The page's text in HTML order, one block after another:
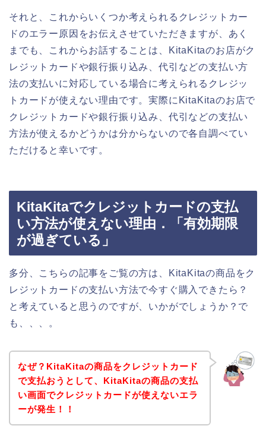
それと、これからいくつか考えられるクレジットカー
ドのエラー原因をお伝えさせていただきますが、あく
までも、これからお話することは、KitaKitaのお店がク
レジットカードや銀行振り込み、代引などの支払い方
法の支払いに対応している場合に考えられるクレジッ
トカードが使えない理由です。実際にKitaKitaのお店で
クレジットカードや銀行振り込み、代引などの支払い
方法が使えるかどうかは分からないので各自調べてい
ただけると幸いです。
KitaKitaでクレジットカードの支払
い方法が使えない理由．「有効期限
が過ぎている」
多分、こちらの記事をご覧の方は、KitaKitaの商品をク
レジットカードの支払い方法で今すぐ購入できたら？
と考えていると思うのですが、いかがでしょうか？で
も、、、。
なぜ？KitaKitaの商品をクレジットカード
で支払おうとして、KitaKitaの商品の支払
い画面でクレジットカードが使えないエラ
ーが発生！！